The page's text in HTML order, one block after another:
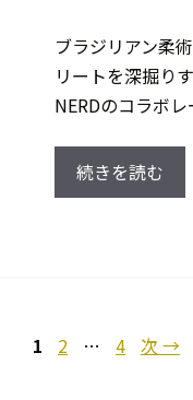
ブラジリアン柔
リートを深掘り
NERDのコラボ
続きを読む
ペ
1
ペ
2 …
ペ
4 次 →